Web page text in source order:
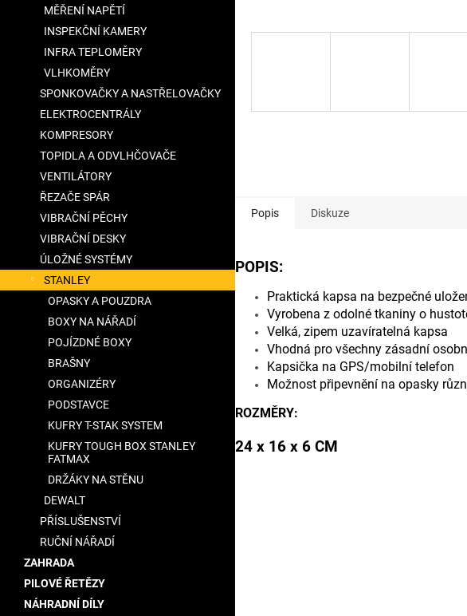
MĚŘENÍ NAPĚTÍ
INSPEKČNÍ KAMERY
INFRA TEPLOMĚRY
VLHKOMĚRY
SPONKOVAČKY A NASTŘELOVAČKY
ELEKTROCENTRÁLY
KOMPRESORY
TOPIDLA A ODVLHČOVAČE
VENTILÁTORY
ŘEZAČE SPÁR
VIBRAČNÍ PĚCHY
VIBRAČNÍ DESKY
ÚLOŽNÉ SYSTÉMY
STANLEY
OPASKY A POUZDRA
BOXY NA NÁŘADÍ
POJÍZDNÉ BOXY
BRAŠNY
ORGANIZÉRY
PODSTAVCE
KUFRY T-STAK SYSTEM
KUFRY TOUGH BOX STANLEY
FATMAX
DRŽÁKY NA STĚNU
DEWALT
PŘÍSLUŠENSTVÍ
RUČNÍ NÁŘADÍ
ZAHRADA
PILOVÉ ŘETĚZY
NÁHRADNÍ DÍLY
Popis Diskuze
POPIS:
Praktická kapsa na bezpečné
Vyrobena z odolné tkaniny o
Velká, zipem uzavíratelná kapsa
Vhodná pro všechny zásadní
Kapsička na GPS/mobilní telefon
Možnost připevnění na opasky
ROZMĚRY:
24 x 16 x 6 CM